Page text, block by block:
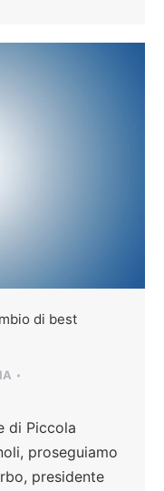
di best
di Piccola
proseguiamo
presidente